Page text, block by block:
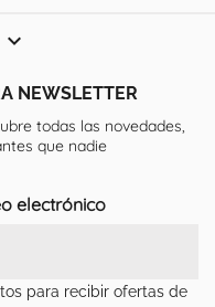

NEWSLETTER
todas las novedades,
que nadie
electrónico
para recibir ofertas de